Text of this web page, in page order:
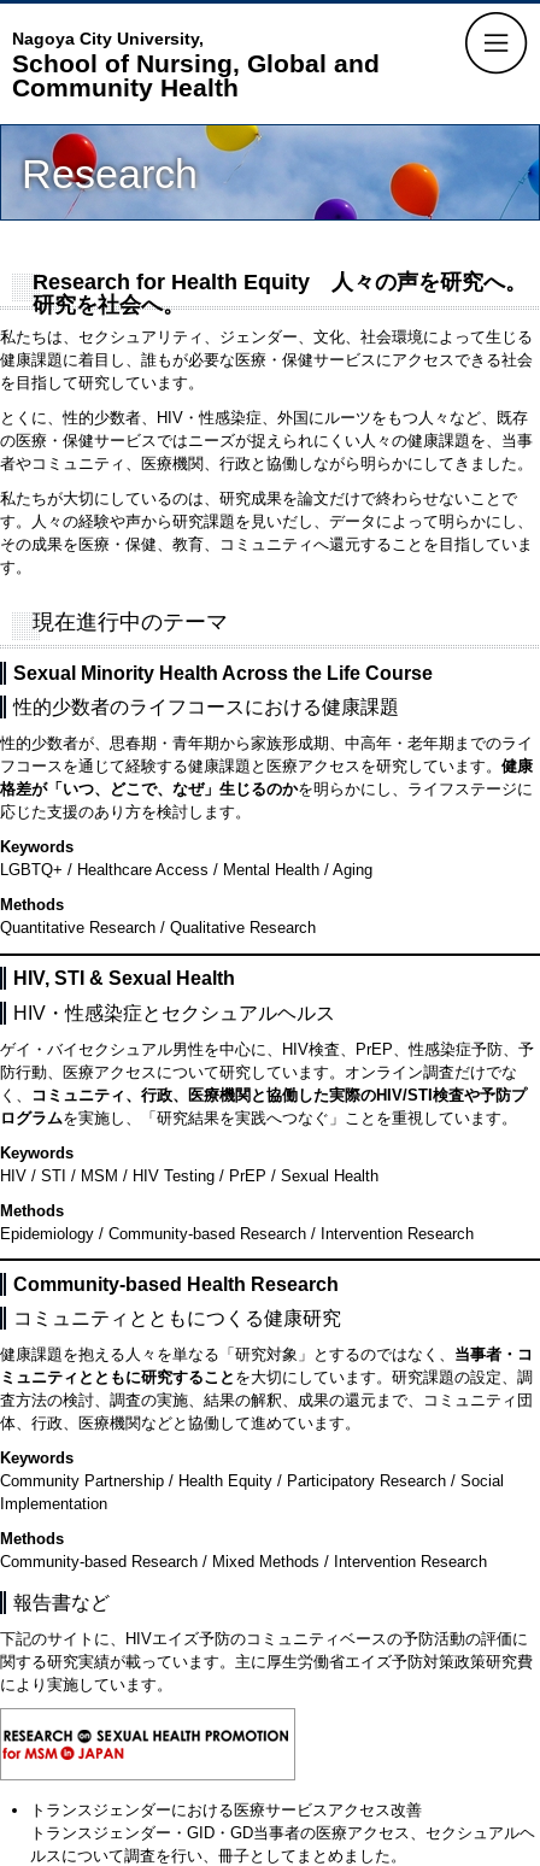
Nagoya City University,
School of Nursing, Global and
Community Health
Research
Research for Health Equity
人々の声を研究へ。
研究を社会へ。
私たちは、セクシュアリティ、ジェンダー、文化、社会環境によって生じる
健康課題に着目し、誰もが必要な医療・保健サービスにアクセスできる社会
を目指して研究しています。
とくに、性的少数者、HIV・性感染症、外国にルーツをもつ人々など、既存
の医療・保健サービスではニーズが捉えられにくい人々の健康課題を、当事
者やコミュニティ、医療機関、行政と協働しながら明らかにしてきました。
私たちが大切にしているのは、研究成果を論文だけで終わらせないことで
す。人々の経験や声から研究課題を見いだし、データによって明らかにし、
その成果を医療・保健、教育、コミュニティへ還元することを目指していま
す。
現在進行中のテーマ
Sexual Minority Health Across the Life Course
性的少数者のライフコースにおける健康課題
性的少数者が、思春期・青年期から家族形成期、中高年・老年期までのライ
フコースを通じて経験する健康課題と医療アクセスを研究しています。 健康
格差が「いつ、どこで、なぜ」生じるのかを明らかにし、ライフステージに
応じた支援のあり方を検討します。
Keywords
LGBTQ+ / Healthcare Access / Mental Health / Aging
Methods
Quantitative Research / Qualitative Research
HIV, STI & Sexual Health
HIV・性感染症とセクシュアルヘルス
ゲイ・バイセクシュアル男性を中心に、HIV検査、PrEP、性感染症予防、予
防行動、医療アクセスについて研究しています。オンライン調査だけでな
く、
コミュニティ、行政、医療機関と協働した実際のHIV/STI検査や予防プ
ログラムを実施し、「研究結果を実践へつなぐ」ことを重視しています。
Keywords
HIV / STI / MSM / HIV Testing / PrEP / Sexual Health
Methods
Epidemiology / Community-based Research / Intervention Research
Community-based Health Research
コミュニティとともにつくる健康研究
健康課題を抱える人々を単なる「研究対象」とするのではなく、 当事者・コ
ミュニティとともに研究すること を大切にしています。研究課題の設定、調
査方法の検討、調査の実施、結果の解釈、成果の還元まで、コミュニティ団
体、行政、医療機関などと協働して進めています。
Keywords
Community Partnership / Health Equity / Participatory Research / Social
Implementation
Methods
Community-based Research / Mixed Methods / Intervention Research
報告書など
下記のサイトに、HIVエイズ予防のコミュニティベースの予防活動の評価に
関する研究実績が載っています。主に厚生労働省エイズ予防対策政策研究費
により実施しています。
トランスジェンダーにおける医療サービスアクセス改善
トランスジェンダー・GID・GD当事者の医療アクセス、セクシュアルヘ
ルスについて調査を行い、冊子としてまとめました。